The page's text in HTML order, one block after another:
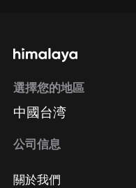
選擇您的地區
中國台湾
公司信息
關於我們